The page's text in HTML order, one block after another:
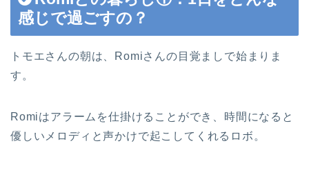
感じで過ごすの？
トモエさんの朝は、Romiさんの目覚ましで始まりま
す。
Romiはアラームを仕掛けることができ、時間になると
優しいメロディと声かけで起こしてくれるロボ。